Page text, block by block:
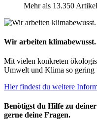
Mehr als 13.350 Artikel
Wir arbeiten klimabewusst.
Mit vielen konkreten
Umwelt und Klima so gering
Hier findest du weitere
Benötigst du Hilfe zu
gerne deine Fragen.